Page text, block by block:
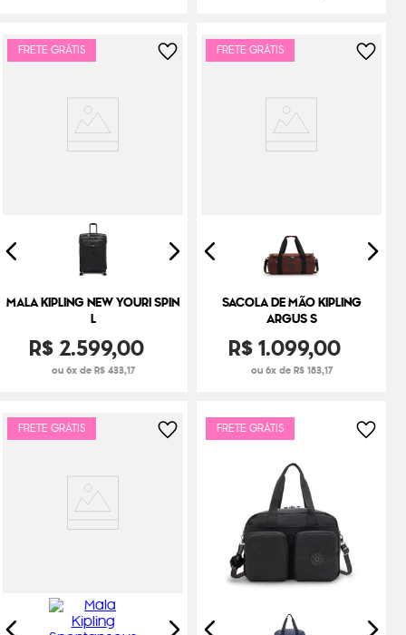
FRETE GRÁTIS
MALA KIPLING NEW YOURI SPIN
L
R$2.599,00
ou 6x de R$ 433,17
FRETE GRÁTIS
SACOLA DE MÃO KIPLING
ARGUS S
R$1.099,00
ou 6x de R$ 183,17
FRETE GRÁTIS FRETE GRÁTIS